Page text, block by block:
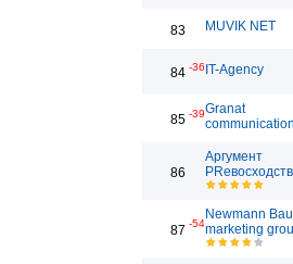
83 MUVIK NET
84 -36 IT-Agency
85 -39Granat
86
Аргумент
87 -54
Newmann
marketing